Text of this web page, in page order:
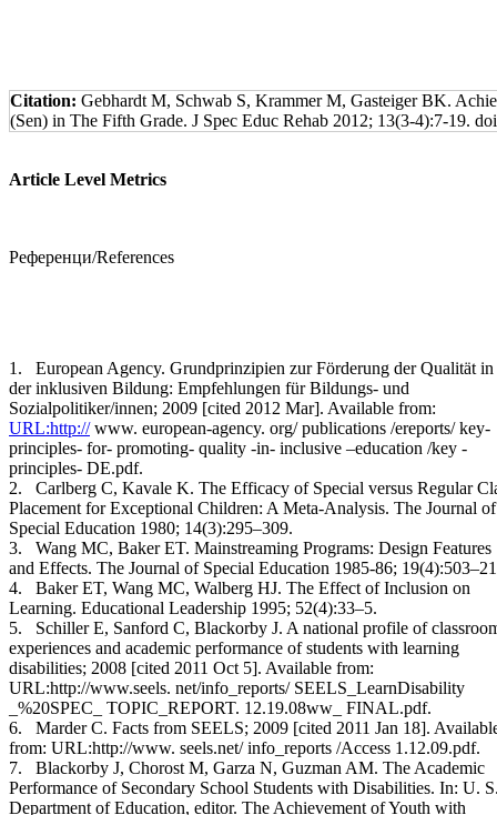
Citation: Gebhardt M, Schwab S, Krammer M, Gasteiger BK.
(Sen) in The Fifth Grade. J Spec Educ Rehab 2012; 13(3-4):7-19.
Article Level Metrics
Референци/References
1. European Agency. Grundprinzipien zur Förderung der Qualität in
der inklusiven Bildung: Empfehlungen für Bildungs- und
Sozialpolitiker/innen; 2009 [cited 2012 Мar]. Available from:
URL:http://www. european-agency. org/ publications /ereports/ key-
principles- for- promoting- quality -in- inclusive –education /key -
principles- DE.pdf.
2. Carlberg C, Kavale K. The Efficacy of Special versus Regular
Placement for Exceptional Children: A Meta-Analysis. The Journal of
Special Education 1980; 14(3):295–309.
3. Wang MC, Baker ET. Mainstreaming Programs: Design Features
and Effects. The Journal of Special Education 1985-86;
4. Baker ET, Wang MC, Walberg HJ. The Effect of Inclusion on
Learning. Educational Leadership 1995; 52(4):33–5.
5. Schiller E, Sanford C, Blackorby J. A national profile of
experiences and academic performance of students with learning
disabilities; 2008 [cited 2011 Oct 5]. Available from:
URL:http://www.seels. net/info_reports/ SEELS_LearnDisability
_%20SPEC_ TOPIC_REPORT. 12.19.08ww_ FINAL.pdf.
6. Marder C. Facts from SEELS; 2009 [cited 2011 Jan 18].
from: URL:http://www. seels.net/ info_reports /Access 1.12.09.pdf.
7. Blackorby J, Chorost M, Garza N, Guzman AM. The Academic
Performance of Secondary School Students with Disabilities. In: U.
Department of Education, editor. The Achievement of Youth with